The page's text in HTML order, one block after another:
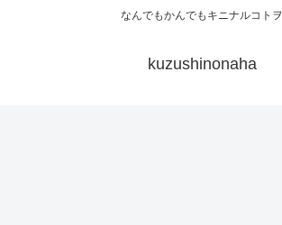
なんでもかんでもキニナルコトヲ
kuzushinonaha